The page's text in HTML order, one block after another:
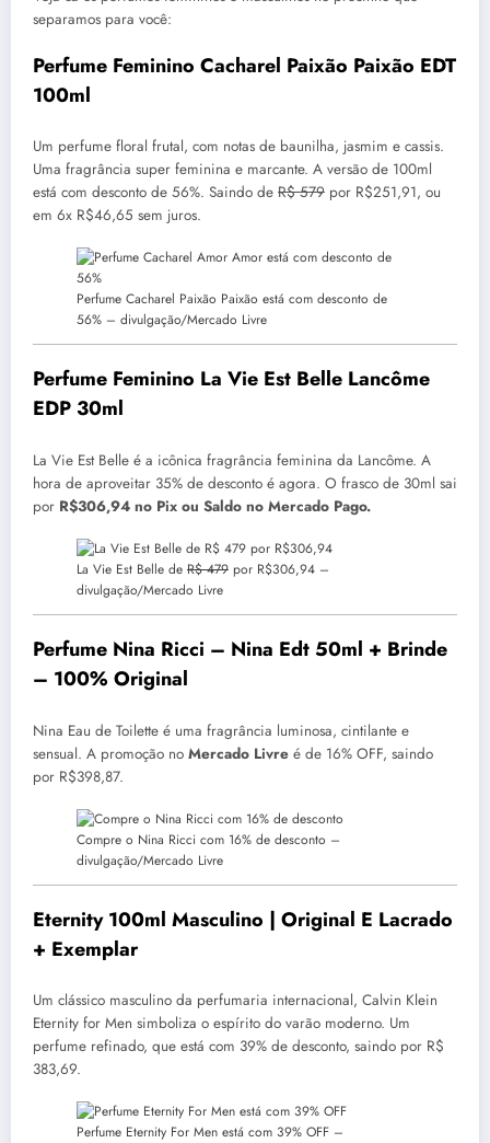
separamos para você:
Perfume Feminino Cacharel Paixão Paixão EDT
100ml
Um perfume floral frutal, com notas de baunilha, jasmim e cassis.
Uma fragrância super feminina e marcante. A versão de 100ml
está com desconto de 56%. Saindo de R$ 579 por R$251,91, ou
em 6x R$46,65 sem juros.
Perfume Cacharel Paixão Paixão está com desconto de
56% – divulgação/Mercado Livre
Perfume Feminino La Vie Est Belle Lancôme
EDP 30ml
La Vie Est Belle é a icônica fragrância feminina da Lancôme. A
hora de aproveitar 35% de desconto é agora. O frasco de 30ml sai
por R$306,94 no Pix ou Saldo no Mercado Pago.
La Vie Est Belle de R$ 479 por R$306,94 –
divulgação/Mercado Livre
Perfume Nina Ricci – Nina Edt 50ml + Brinde
– 100% Original
Nina Eau de Toilette é uma fragrância luminosa, cintilante e
sensual. A promoção no Mercado Livre é de 16% OFF, saindo
por R$398,87.
Compre o Nina Ricci com 16% de desconto –
divulgação/Mercado Livre
Eternity 100ml Masculino | Original E Lacrado
+ Exemplar
Um clássico masculino da perfumaria internacional, Calvin Klein
Eternity for Men simboliza o espírito do varão moderno. Um
perfume refinado, que está com 39% de desconto, saindo por R$
383,69.
Perfume Eternity For Men está com 39% OFF –